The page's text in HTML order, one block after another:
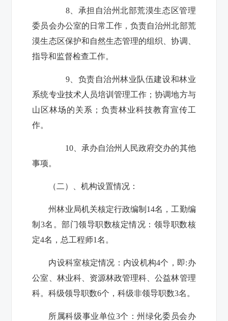
8、承担自治州北部荒漠生态区管理
委员会办公室的日常工作，负责自治州北部荒
漠生态区保护和自然生态管理的组织、协调、
指导和监督检查工作。
9、负责自治州林业队伍建设和林业
系统专业技术人员培训管理工作；协调地方与
山区林场的关系；负责林业科技教育宣传工
作。
10、承办自治州人民政府交办的其他
事项。
（二）、机构设置情况：
州林业局机关核定行政编制 14名，工勤编
制 3名。部门领导职数核定情况：领导职数核
定4名，总工程师1名。
内设科室核定情况：内设机构4个，即:办
公室、林业科、资源林政管理科、公益林管理
科。科级领导职数6个，科级非领导职数3名。
所属科级事业单位3个：州绿化委员会办